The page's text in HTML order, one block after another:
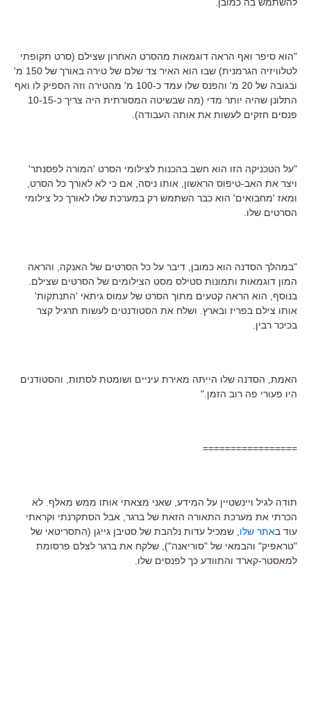
"הוא סיפר ואף הראה דוגמאות מהסרט האחרון שצילם (סרט תקופתי
לטלוויזיה הגרמנית) שבו הוא האיר צד שלם של טירה באורך של 150 מ'
ובגובה של 20 מ' והפנס שלו עמד כ-100 מ' מהטירה וזה הספיק לו ואף
התלונן שהיה יותר מדי (מה שבשיטה המסורתית היה צריך כ-10-15
פנסים חזקים לעשות את אותה העבודה).
"על הטכניקה הזו הוא חשב בהכנות לצילומי הסרט 'המורה לפסנתר'
ויצר את האב-טיפוס הראשון, אותו ניסה, אם כי לא לאורך כל הסרט,
ומאז 'מחבואים' הוא כבר השתמש רק במערכת שלו לאורך כל צילומי
הסרטים שלו.
"במהלך הסדנה הוא כמובן, דיבר על כל הסרטים של האנקה, והראה
המון דוגמאות ותמונות סטילס מסט הצילומים של הסרטים שצילם.
בנוסף, הוא הראה קטעים מתוך הסרט של עמוס גיתאי 'התנתקות'
אותו צילם בפריז ובארץ. ושלח את הסטודנטים לעשות תרגיל קצר
בכיכר רבין.
האמת, הסדנה שלו הייתה מאירת עיניים ושומטת לסתות, והסטודנים
היו פעורי פה רוב הזמן."
=================
תודה לגיל ויינשטיין על המידע, שאני מצאתי אותו ממש מאלף. לא
הכרתי את מערכת התאורה הזאת של ברגר, אבל הסתקרנתי וקראתי
עוד באתר שלו , שמכיל עדות נלהבת של סטיבן גייגן (התסריטאי של
"טראפיק" והבמאי של "סוריאנה"), שלקח את ברגר לצלם פרסומת
למאסטר-קארד והתוודע כך לפנסים שלו.